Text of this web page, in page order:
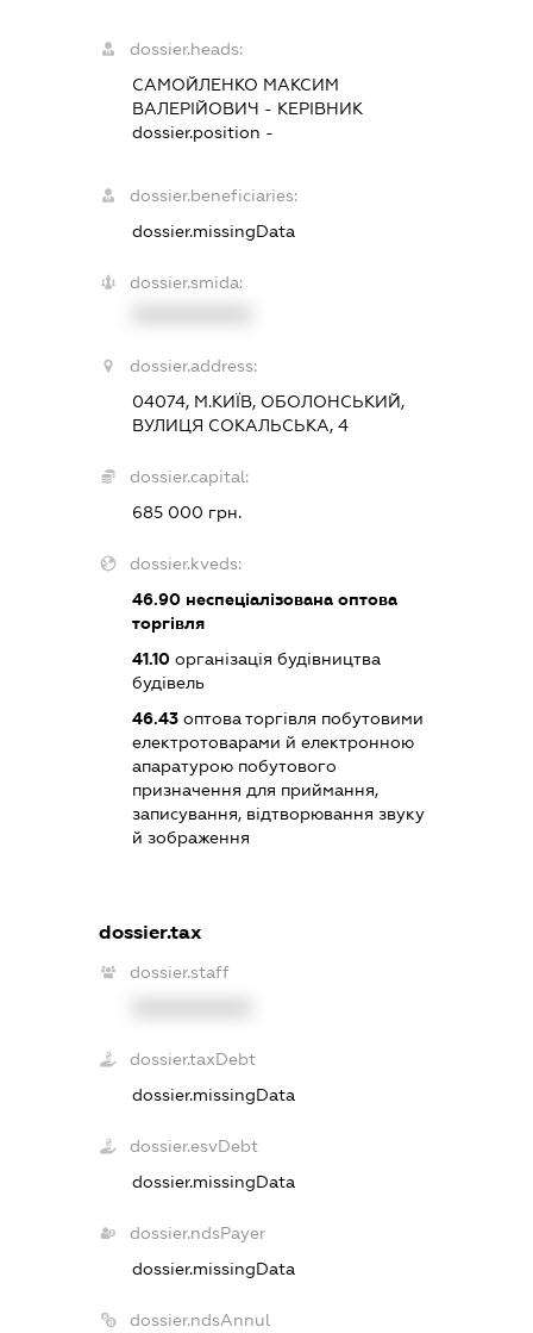
dossier.heads:
САМОЙЛЕНКО МАКСИМ
ВАЛЕРІЙОВИЧ - КЕРІВНИК
dossier.position -
dossier.beneficiaries:
dossier.missingData
dossier.smida:
dossier.address:
04074, М.КИЇВ, ОБОЛОНСЬКИЙ,
ВУЛИЦЯ СОКАЛЬСЬКА, 4
dossier.capital:
685 000 грн.
dossier.kveds:
46.90неспеціалізована оптова
торгівля
41.10організація будівництва
будівель
46.43оптова торгівля побутовими
електротоварами й електронною
апаратурою побутового
призначення для приймання,
записування, відтворювання звуку
й зображення
dossier.tax
dossier.staff
dossier.taxDebt
dossier.missingData
dossier.esvDebt
dossier.missingData
dossier.ndsPayer
dossier.missingData
dossier.ndsAnnul